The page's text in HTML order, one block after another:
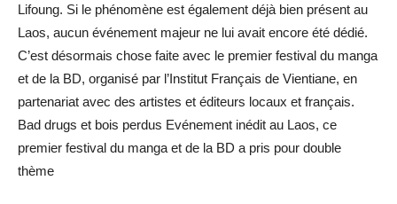
Lifoung. Si le phénomène est également déjà bien présent au
Laos, aucun événement majeur ne lui avait encore été dédié.
C’est désormais chose faite avec le premier festival du manga
et de la BD, organisé par l’Institut Français de Vientiane, en
partenariat avec des artistes et éditeurs locaux et français.
Bad drugs et bois perdus Evénement inédit au Laos, ce
premier festival du manga et de la BD a pris pour double
thème